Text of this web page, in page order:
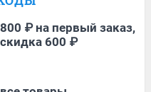
₽ на первый заказ,
600 ₽